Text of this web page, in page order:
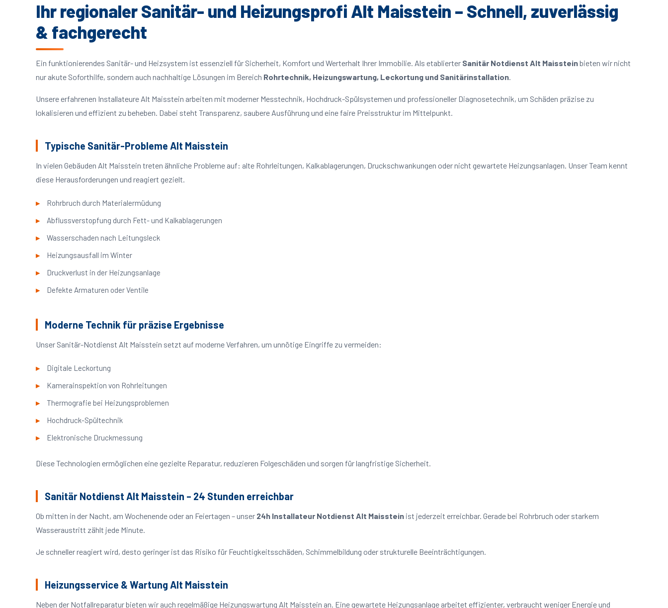
Ihr regionaler Sanitär- und Heizungsprofi Alt Maisstein – Schnell, zuverlässig
& fachgerecht
Ein funktionierendes Sanitär- und Heizsystem ist essenziell für Sicherheit, Komfort und Werterhalt Ihrer Immobilie. Als etablierter Sanitär Notdienst Alt Maissteinbieten wir nicht
nur akute Soforthilfe, sondern auch nachhaltige Lösungen im Bereich Rohrtechnik, Heizungswartung, Leckortung und Sanitärinstallation.
Unsere erfahrenen Installateure Alt Maisstein arbeiten mit moderner Messtechnik, Hochdruck-Spülsystemen und professioneller Diagnosetechnik, um Schäden präzise zu
lokalisieren und effizient zu beheben. Dabei steht Transparenz, saubere Ausführung und eine faire Preisstruktur im Mittelpunkt.
Typische Sanitär-Probleme Alt Maisstein
In vielen Gebäuden Alt Maisstein treten ähnliche Probleme auf: alte Rohrleitungen, Kalkablagerungen, Druckschwankungen oder nicht gewartete Heizungsanlagen. Unser Team kennt
diese Herausforderungen und reagiert gezielt.
Rohrbruch durch Materialermüdung
Abflussverstopfung durch Fett- und Kalkablagerungen
Wasserschaden nach Leitungsleck
Heizungsausfall im Winter
Druckverlust in der Heizungsanlage
Defekte Armaturen oder Ventile
Moderne Technik für präzise Ergebnisse
Unser Sanitär-Notdienst Alt Maisstein setzt auf moderne Verfahren, um unnötige Eingriffe zu vermeiden:
Digitale Leckortung
Kamerainspektion von Rohrleitungen
Thermografie bei Heizungsproblemen
Hochdruck-Spültechnik
Elektronische Druckmessung
Diese Technologien ermöglichen eine gezielte Reparatur, reduzieren Folgeschäden und sorgen für langfristige Sicherheit.
Sanitär Notdienst Alt Maisstein – 24 Stunden erreichbar
Ob mitten in der Nacht, am Wochenende oder an Feiertagen – unser 24h Installateur Notdienst Alt Maisstein ist jederzeit erreichbar. Gerade bei Rohrbruch oder starkem
Wasseraustritt zählt jede Minute.
Je schneller reagiert wird, desto geringer ist das Risiko für Feuchtigkeitsschäden, Schimmelbildung oder strukturelle Beeinträchtigungen.
Heizungsservice & Wartung Alt Maisstein
Neben der Notfallreparatur bieten wir auch regelmäßige Heizungswartung Alt Maisstein an. Eine gewartete Heizungsanlage arbeitet effizienter, verbraucht weniger Energie und